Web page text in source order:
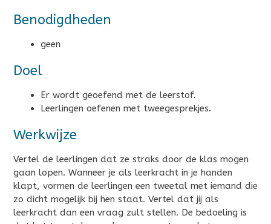
Benodigdheden
geen
Doel
Er wordt geoefend met de leerstof.
Leerlingen oefenen met tweegesprekjes.
Werkwijze
Vertel de leerlingen dat ze straks door de klas mogen
gaan lopen. Wanneer je als leerkracht in je handen
klapt, vormen de leerlingen een tweetal met iemand die
zo dicht mogelijk bij hen staat. Vertel dat jij als
leerkracht dan een vraag zult stellen. De bedoeling is